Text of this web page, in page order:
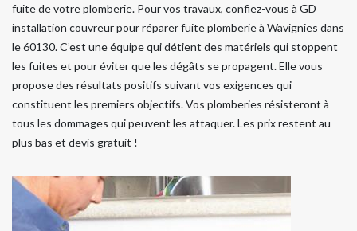
fuite de votre plomberie. Pour vos travaux, confiez-vous à GD
installation couvreur pour réparer fuite plomberie à Wavignies dans
le 60130. C’est une équipe qui détient des matériels qui stoppent
les fuites et pour éviter que les dégâts se propagent. Elle vous
propose des résultats positifs suivant vos exigences qui
constituent les premiers objectifs. Vos plomberies résisteront à
tous les dommages qui peuvent les attaquer. Les prix restent au
plus bas et devis gratuit !